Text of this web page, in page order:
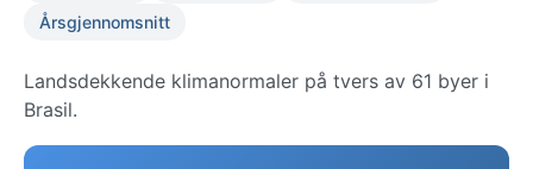
Årsgjennomsnitt
Landsdekkende klimanormaler på tvers av 61 byer i
Brasil.